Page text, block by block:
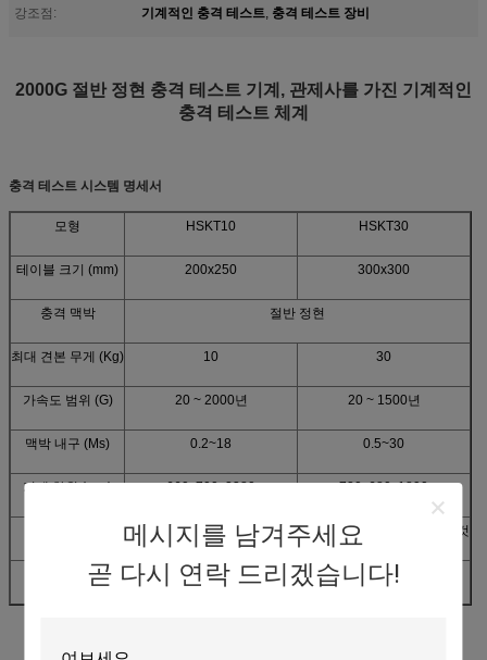
메시지를 남겨주세요
곧 다시 연락 드리겠습니다!
강조점:
기계적인 충격 테스트, 충격 테스트 장비
2000G 절반 정현 충격 테스트 기계, 관제사를 가진 기계적인
충격 테스트 체계
충격 테스트 시스템 명세서
모형 HSKT10 HSKT30
테이블 크기 (mm) 200x250 300x300
충격 맥박 절반 정현
최대 견본 무게 (Kg) 10 30
가속도 범위 (G) 20 ~ 2000년 20 ~ 1500년
맥박 내구 (Ms) 0.2~18 0.5~30
기계 차원 (mm) 660x700x2380 720x680x1890
AC220V 50Hz 5A의 공기의 압력: 0.5Mpa 보다는 더 많은 것
기계 무게 (Kg) 820 650